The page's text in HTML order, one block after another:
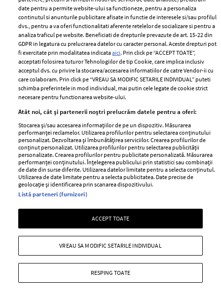
Azur si EnergyCare, care, prin eficienta lor, iti usureaza
munca, reducand timpul dedicat acestei activitati. In
plus, vara fiind vorba despre materiale delicate si, in
general, in culori deschise, nu lasa urme sau pete,
aluneca usor si nu ard tesaturile.
+ MAI MULTE
Noua gama de electrocasnice Arctic
01 august 2011
Eleganta este conceptul care, in mod constient sau
inconstient, ne ghideaza si influenteaza noua femeilor o
date pentru a permite website-ului sa functioneze, pentru a personaliza
continutul si anunturile publicitare afisate in functie de interesele si/sau profilul
dvs., pentru a va oferi functionalitati aferente retelelor de socializare si pentru a
analiza traficul pe website. Beneficiati de drepturile prevazute de art. 15-22 din
GDPR in legatura cu prelucrarea datelor cu caracter personal. Aceste drepturi pot
fi exercitate prin modalitatea indicataaici. Prin click pe “ACCEPT TOATE”,
acceptati folosirea tuturor Tehnologiilor de tip Cookie, care implica inclusiv
acceptul dvs. cu privire la stocarea/accesarea informatiilor de catre Vendor-ii cu
care colaboram. Prin click pe “VREAU SA MODIFIC SETARILE INDIVIDUAL” puteti
schimba preferintele in mod individual, mai putin cele legate de cookie strict
necesare pentru functionarea website-ului.
Atât noi, cât și partenerii noștri prelucrăm datele pentru a oferi:
Stocarea și/sau accesarea informațiilor de pe un dispozitiv. Măsurarea
performanței reclamelor. Utilizarea profilurilor pentru selectarea conținutului
personalizat. Dezvoltarea și îmbunătățirea serviciilor. Crearea profilurilor de
conținut personalizat. Utilizarea profilurilor pentru selectarea publicității
personalizate. Crearea profilurilor pentru publicitate personalizată. Măsurarea
performanței conținutului. Înțelegerea publicului prin statistici sau combinații
de date din surse diferite. Utilizarea datelor limitate pentru a selecta conținutul.
Utilizarea de date limitate pentru a selecta publicitatea. Date precise de
geolocație și identificarea prin scanarea dispozitivului.
Listă parteneri (furnizori)
ACCEPT TOATE
RESPING TOATE
VREAU SA MODIFIC SETARILE INDIVIDUAL